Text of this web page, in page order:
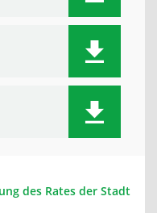
des Rates der Stadt